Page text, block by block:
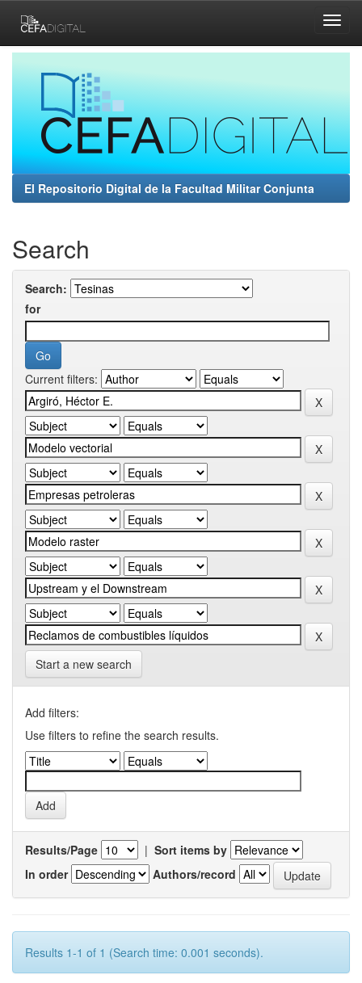
navigation
El Repositorio Digital de la Facultad Militar Conjunta
Search
Search:
for
Current filters:
Start a new search
Add filters:
Use filters to refine the search results.
Results/Page | Sort items by
In order
Authors/record
Results 1-1 of 1 (Search time: 0.001 seconds).